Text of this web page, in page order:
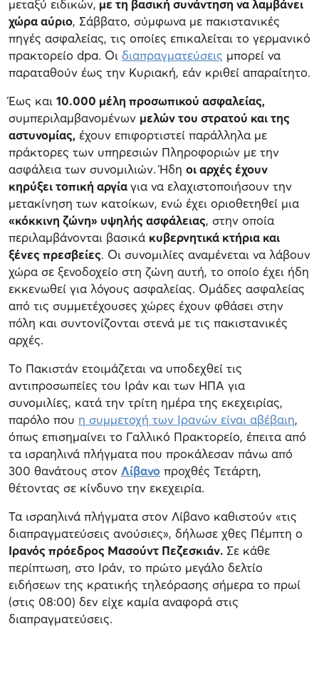
μεταξύ ειδικών, με τη βασική συνάντηση να λαμβάνει
χώρα αύριο, Σάββατο, σύμφωνα με πακιστανικές
πηγές ασφαλείας, τις οποίες επικαλείται το γερμανικό
πρακτορείο dpa. Οι διαπραγματεύσεις μπορεί να
παραταθούν έως την Κυριακή, εάν κριθεί απαραίτητο.
Έως και 10.000 μέλη προσωπικού ασφαλείας,
συμπεριλαμβανομένων μελών του στρατού και της
αστυνομίας, έχουν επιφορτιστεί παράλληλα με
πράκτορες των υπηρεσιών Πληροφοριών με την
ασφάλεια των συνομιλιών. Ήδη οι αρχές έχουν
κηρύξει τοπική αργίαγια να ελαχιστοποιήσουν την
μετακίνηση των κατοίκων, ενώ έχει οριοθετηθεί μια
«κόκκινη ζώνη» υψηλής ασφάλειας, στην οποία
περιλαμβάνονται βασικά κυβερνητικά κτήρια και
ξένες πρεσβείες. Οι συνομιλίες αναμένεται να λάβουν
χώρα σε ξενοδοχείο στη ζώνη αυτή, το οποίο έχει ήδη
εκκενωθεί για λόγους ασφαλείας. Ομάδες ασφαλείας
από τις συμμετέχουσες χώρες έχουν φθάσει στην
πόλη και συντονίζονται στενά με τις πακιστανικές
αρχές.
Το Πακιστάν ετοιμάζεται να υποδεχθεί τις
αντιπροσωπείες του Ιράν και των ΗΠΑ για
συνομιλίες, κατά την τρίτη ημέρα της εκεχειρίας,
παρόλο που η συμμετοχή των Ιρανών είναι αβέβαιη,
όπως επισημαίνει το Γαλλικό Πρακτορείο, έπειτα από
τα ισραηλινά πλήγματα που προκάλεσαν πάνω από
300 θανάτους στον Λίβανο προχθές Τετάρτη,
θέτοντας σε κίνδυνο την εκεχειρία.
Τα ισραηλινά πλήγματα στον Λίβανο καθιστούν «τις
διαπραγματεύσεις ανούσιες», δήλωσε χθες Πέμπτη ο
Ιρανός πρόεδρος Μασούντ Πεζεσκιάν. Σε κάθε
περίπτωση, στο Ιράν, το πρώτο μεγάλο δελτίο
ειδήσεων της κρατικής τηλεόρασης σήμερα το πρωί
(στις 08:00) δεν είχε καμία αναφορά στις
διαπραγματεύσεις.